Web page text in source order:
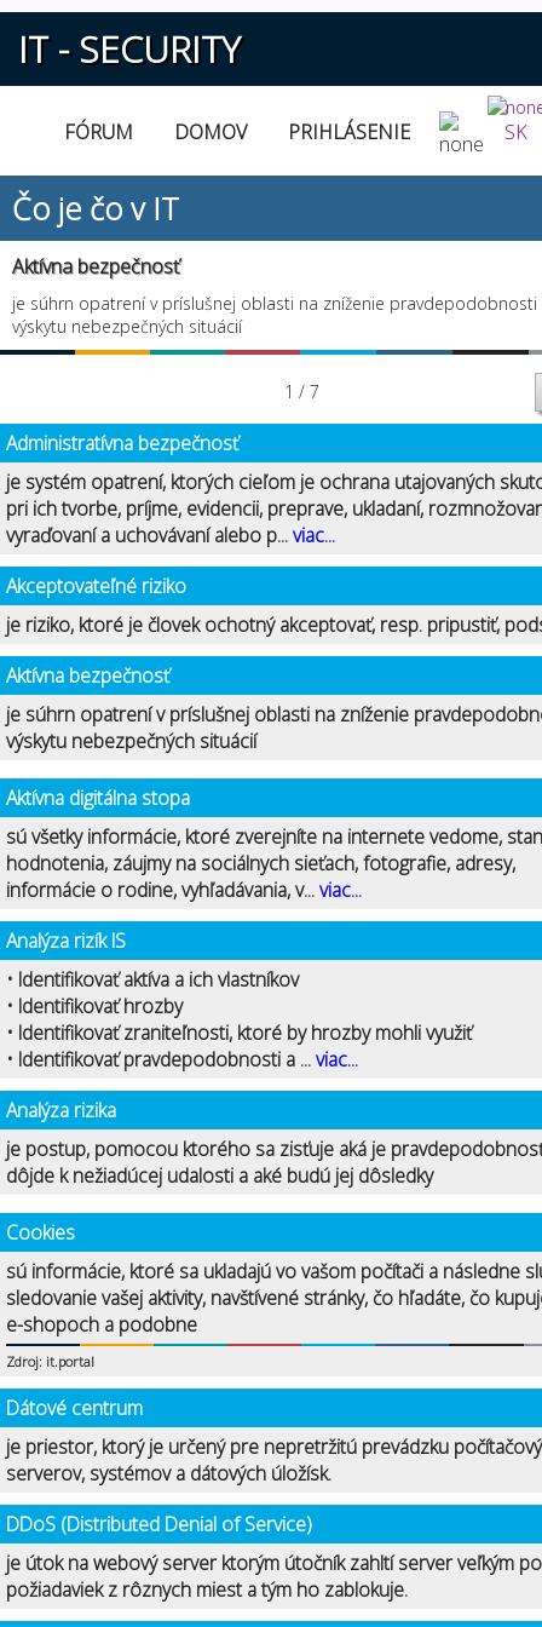
IT - SECURITY
FÓRUM DOMOV PRIHLÁSENIE SK
Čo je čo v IT
Aktívna bezpečnosť
je súhrn opatrení v príslušnej oblasti na zníženie pravdepodobnosti
výskytu nebezpečných situácií
1 / 7
Administratívna bezpečnosť
je systém opatrení, ktorých cieľom je ochrana utajovaných
pri ich tvorbe, príjme, evidencii, preprave, ukladaní,
vyraďovaní a uchovávaní alebo p...viac...
Akceptovateľné riziko
je riziko, ktoré je človek ochotný akceptovať, resp. pripustiť,
Aktívna bezpečnosť
je súhrn opatrení v príslušnej oblasti na zníženie
výskytu nebezpečných situácií
Aktívna digitálna stopa
sú všetky informácie, ktoré zverejníte na internete vedome,
hodnotenia, záujmy na sociálnych sieťach, fotografie, adresy,
informácie o rodine, vyhľadávania, v...viac...
Analýza rizík IS
• Identifikovať aktíva a ich vlastníkov
• Identifikovať hrozby
• Identifikovať zraniteľnosti, ktoré by hrozby mohli využiť
• Identifikovať pravdepodobnosti a ...viac...
Analýza rizika
je postup, pomocou ktorého sa zisťuje aká je
dôjde k nežiadúcej udalosti a aké budú jej dôsledky
Cookies
sú informácie, ktoré sa ukladajú vo vašom počítači a následne
sledovanie vašej aktivity, navštívené stránky, čo hľadáte, čo
e-shopoch a podobne
Zdroj: it.portal
Dátové centrum
je priestor, ktorý je určený pre nepretržitú prevádzku
serverov, systémov a dátových úložísk.
DDoS (Distributed Denial of Service)
je útok na webový server ktorým útočník zahltí server veľkým
požiadaviek z rôznych miest a tým ho zablokuje.